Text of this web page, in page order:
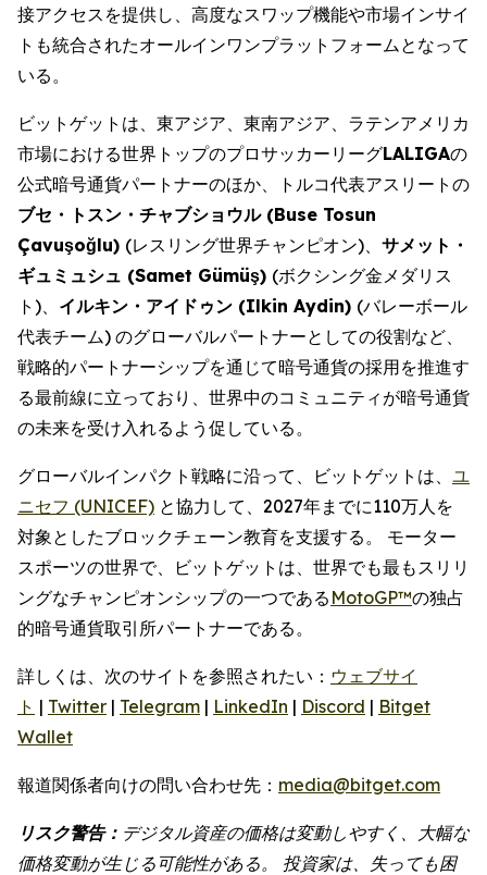
接アクセスを提供し、高度なスワップ機能や市場インサイ
トも統合されたオールインワンプラットフォームとなって
いる。
ビットゲットは、東アジア、東南アジア、ラテンアメリカ
市場における世界トップのプロサッカーリーグLALIGAの
公式暗号通貨パートナーのほか、トルコ代表アスリートの
ブセ・トスン・チャブショウル(Buse Tosun
Çavuşoğlu) (レスリング世界チャンピオン)、 サメット・
ギュミュシュ (Samet Gümüş) (ボクシング金メダリス
ト)、 イルキン・アイドゥン (Ilkin Aydin) (バレーボール
代表チーム) のグローバルパートナーとしての役割など、
戦略的パートナーシップを通じて暗号通貨の採用を推進す
る最前線に立っており、世界中のコミュニティが暗号通貨
の未来を受け入れるよう促している。
グローバルインパクト戦略に沿って、ビットゲットは、 ユ
ニセフ (UNICEF) と協力して、2027年までに110万人を
対象としたブロックチェーン教育を支援する。 モーター
スポーツの世界で、ビットゲットは、世界でも最もスリリ
ングなチャンピオンシップの一つである MotoGP™の独占
的暗号通貨取引所パートナーである。
詳しくは、次のサイトを参照されたい： ウェブサイ
ト | Twitter | Telegram | LinkedIn | Discord | Bitget
Wallet
報道関係者向けの問い合わせ先： media@bitget.com
リスク警告： デジタル資産の価格は変動しやすく、大幅な
価格変動が生じる可能性がある。
投資家は、失っても困